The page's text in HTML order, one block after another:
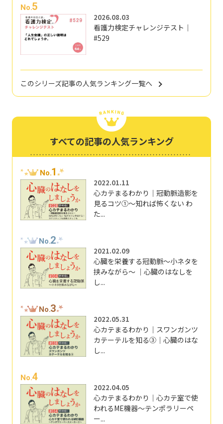
No.5
2026.08.03
看護力検定チャレンジテスト｜
#529
このシリーズ記事の人気ランキング一覧へ
すべての記事の人気ランキング
No.1
2022.01.11
心カテまるわかり｜冠動脈造影を
見るコツ①～知れば怖くない わ
た...
No.2
2021.02.09
心臓を栄養する冠動脈～小ネタを
挟みながら～ ｜心臓のはなしを
し...
No.3
2022.05.31
心カテまるわかり｜スワンガンツ
カテーテルを知る③｜心臓のはな
し...
No.4
2022.04.05
心カテまるわかり｜心カテ室で使
われるME機器～テンポラリーペ
ー...